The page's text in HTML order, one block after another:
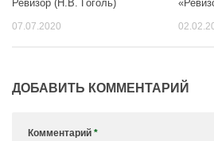
Ревизор (Н.В. Гоголь)
07.07.2020
ДОБАВИТЬ КОММЕНТАРИЙ
Комментарий *